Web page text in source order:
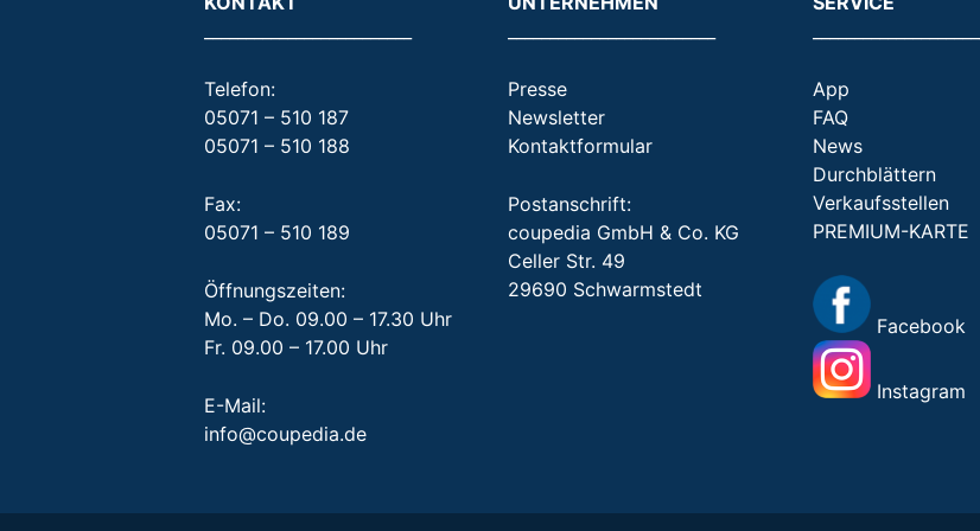
Telefon:
05071 – 510 187
05071 – 510 188
Fax:
05071 – 510 189
Öffnungszeiten:
Mo. – Do. 09.00 – 17.30 Uhr
Fr. 09.00 – 17.00 Uhr
E-Mail:
info@coupedia.de
Presse
Newsletter
Kontaktformular
Postanschrift:
coupedia GmbH & Co. KG
Celler Str. 49
29690 Schwarmstedt
App
FAQ
News
Durchblättern
Verkaufsstellen
PREMIUM-KARTE
Facebook
Instagram